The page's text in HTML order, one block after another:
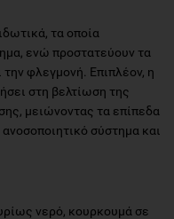
τα οποία
ενώ προστατεύουν τα
φλεγμονή. Επιπλέον, η
στη βελτίωση της
μειώνοντας τα επίπεδα
σύστημα και
νερό, κουρκουμά σε